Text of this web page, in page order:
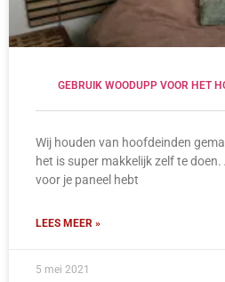
GEBRUIK WOODUPP VOOR HET
Wij houden van hoofdeinden
het is super makkelijk zelf te
voor je paneel hebt
LEES MEER »
5 mei 2021